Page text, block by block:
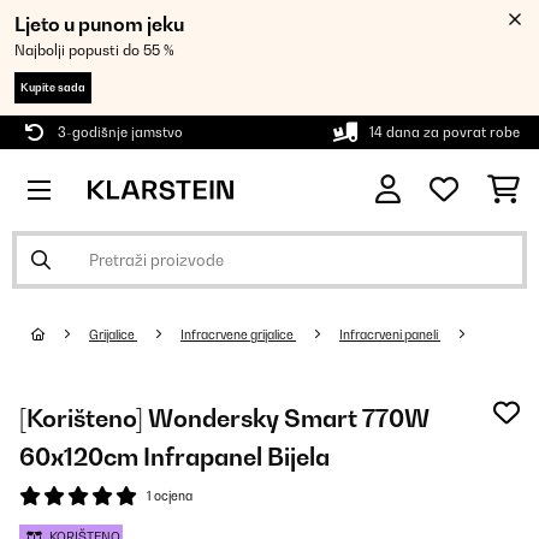
Ljeto u punom jeku
Najbolji popusti do 55 %
Kupite sada
3-godišnje jamstvo 14 dana za povrat robe
Grijalice Infracrvene grijalice Infracrveni paneli
[Korišteno] Wondersky Smart 770W
60x120cm Infrapanel Bijela
1 ocjena